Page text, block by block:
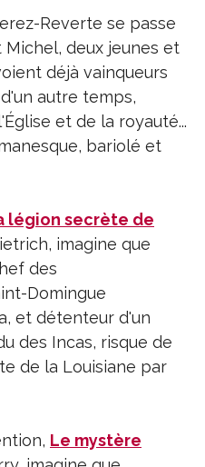
Reverte se passe
deux jeunes et
déjà vainqueurs
autre temps,
et de la royauté...
bariolé et
légion secrète de
imagine que
des
Domingue
et détenteur d'un
des Incas, risque de
de la Louisiane par
Le mystère